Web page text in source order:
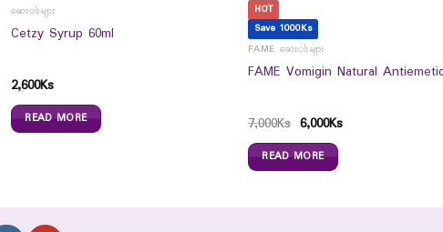
ဆေးဝါးများ
Cetzy Syrup 60ml
2,600Ks
READ MORE
HOT
Save 1000Ks
FAME ဆေးဝါးများ
FAME Vomigin Natural Antiemetic
7,000Ks 6,000Ks
READ MORE